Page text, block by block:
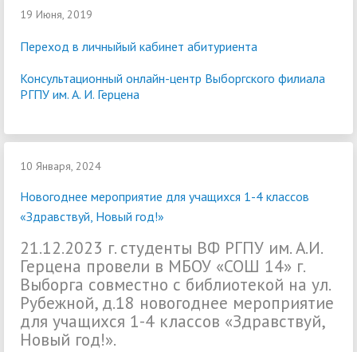
19 Июня, 2019
Переход в личныйый кабинет абитуриента
Консультационный онлайн-центр Выборгского филиала
РГПУ им. А. И. Герцена
10 Января, 2024
Новогоднее мероприятие для учащихся 1-4 классов
«Здравствуй, Новый год!»
21.12.2023 г. студенты ВФ РГПУ им. А.И.
Герцена провели в МБОУ «СОШ 14» г.
Выборга совместно с библиотекой на ул.
Рубежной, д.18 новогоднее мероприятие
для учащихся 1-4 классов «Здравствуй,
Новый год!».